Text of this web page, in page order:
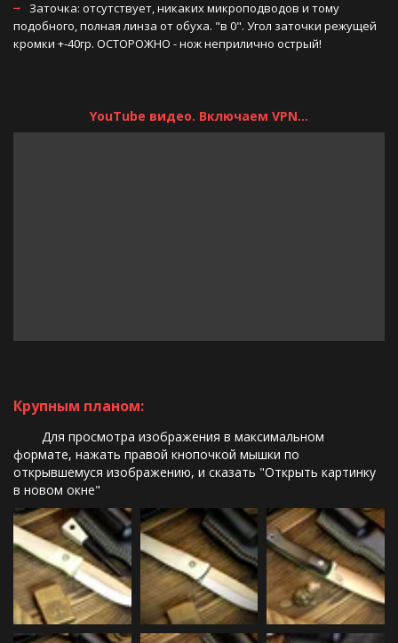
Заточка: отсутствует, никаких микроподводов и тому
подобного, полная линза от обуха. "в 0". Угол заточки режущей
кромки +-40гр. ОСТОРОЖНО - нож неприлично острый!
YouTube видео. Включаем VPN...
Крупным планом:
Для просмотра изображения в максимальном
формате, нажать правой кнопочкой мышки по
открывшемуся изображению, и сказать "Открыть картинку
в новом окне"